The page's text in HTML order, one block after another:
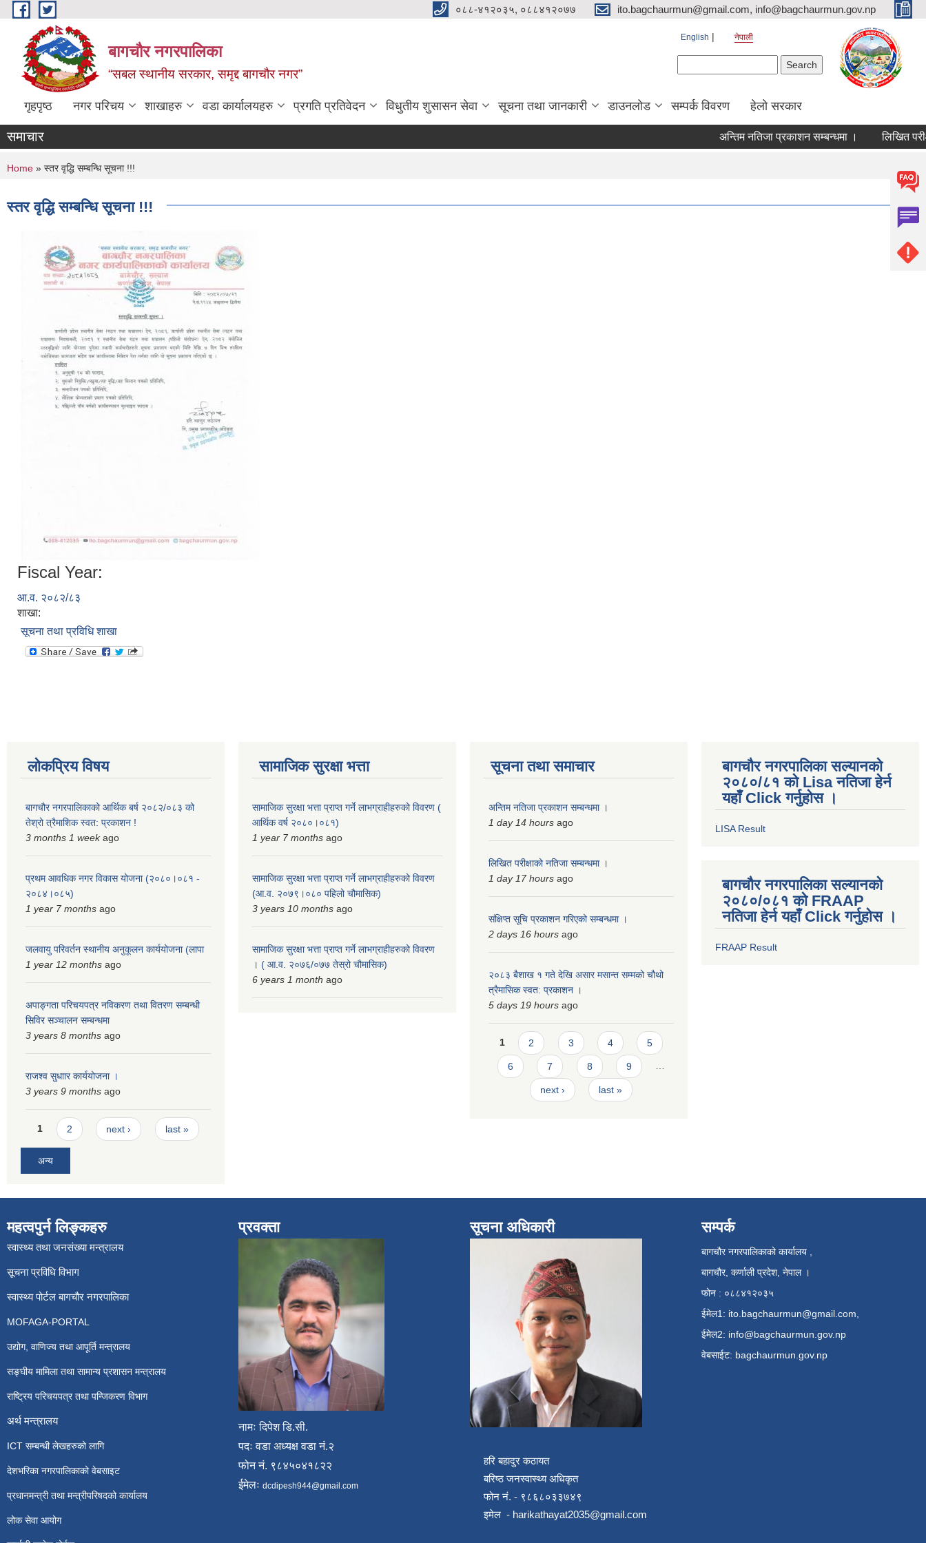
Skip to main content ०८८-४१२०३५, ०८८४१२०७७ ito.bagchaurmun@gmail.com, info@bagchaurmun.gov.np
बागचौर नगरपालिका
“सबल स्थानीय सरकार, समृद्द बागचौर नगर”
English नेपाली
गृहपृष्ठ नगर परिचय शाखाहरु वडा ‍कार्यालयहरु प्रगति प्रतिवेदन विधुतीय शुसासन सेवा सूचना तथा जानकारी डाउनलोड सम्पर्क विवरण हेलो सरकार
समाचार अन्तिम नतिजा प्रकाशन सम्बन्धमा । लिखित
You are here
Home » स्तर वृद्धि सम्बन्धि सूचना !!!
स्तर वृद्धि सम्बन्धि सूचना !!!
Fiscal Year:
आ.व. २०८२/८३
शाखा:
सूचना तथा प्रविधि शाखा
लोकप्रिय विषय
बागचौर नगरपालिकाको आर्थिक बर्ष २०८२/०८३ को
तेश्रो त्रैमाशिक स्वत: प्रकाशन !
3 months 1 weekago
प्रथम आवधिक नगर विकास योजना (२०८०।०८१ -
२०८४।०८५)
1 year 7 months ago
जलवायु परिवर्तन स्थानीय अनुकूलन कार्ययोजना (लापा
1 year 12 months ago
अपाङ्गता परिचयपत्र नविकरण तथा वितरण सम्बन्धी
सिविर सञ्चालन सम्बन्धमा
3 years 8 months ago
राजश्व सुधाार कार्ययोजना ।
3 years 9 months ago
Pages
1 2 next › last »
अन्य
सामाजिक सुरक्षा भत्ता
सामाजिक सुरक्षा भत्ता प्राप्त गर्ने लाभग्राहीहरुको विवरण (
आर्थिक वर्ष २०८०।०८१)
1 year 7 months ago
सामाजिक सुरक्षा भत्ता प्राप्त गर्ने लाभग्राहीहरुको विवरण
(आ.व. २०७९।०८० पहिलो चौमासिक)
3 years 10 months ago
सामाजिक सुरक्षा भत्ता प्राप्त गर्ने लाभग्राहीहरुको विवरण
। ( आ.व. २०७६/०७७ तेस्रो चौमासिक)
6 years 1 month ago
सूचना तथा समाचार
अन्तिम नतिजा प्रकाशन सम्बन्धमा ।
1 day 14 hours ago
लिखित परीक्षाको नतिजा सम्बन्धमा ।
1 day 17 hours ago
संक्षिप्त सूचि प्रकाशन गरिएको सम्बन्धमा ।
2 days 16 hours ago
२०८३ बैशाख १ गते देखि असार मसान्त सम्मको चौथो
त्रैमासिक स्वत: प्रकाशन ।
5 days 19 hours ago
Pages
1 2 3 4 5
6 7 8 9 …
next › last »
बागचौर नगरपालिका सल्यानको
२०८०/८१ को Lisa नतिजा हेर्न
यहाँ Click गर्नुहोस ।
LISA Result
बागचौर नगरपालिका सल्यानको
२०८०/०८१ को FRAAP
नतिजा हेर्न यहाँ Click गर्नुहोस ।
FRAAP Result
महत्वपुर्न लिङ्कहरु
स्वास्थ्य तथा जनसंख्या मन्त्रालय
सूचना प्रविधि विभाग
स्वास्थ्य पोर्टल बागचौर नगरपालिका
MOFAGA-PORTAL
उद्योग, वाणिज्य तथा आपूर्ति मन्त्रालय
सङ्घीय मामिला तथा सामान्य प्रशासन मन्त्रालय
राष्ट्रिय परिचयपत्र तथा पन्जिकरण विभाग
अर्थ मन्त्रालय
ICT सम्बन्धी लेखहरुको लागि
देशभरिका नगरपालिकाको वेबसाइट
प्रधानमन्त्री तथा मन्त्रीपरिषदको कार्यालय
लोक सेवा आयोग
प्रवक्ता
नामः दिपेश डि.सी.
पदः वडा अध्यक्ष वडा नं.२
फोन नं. ९८४५०४१८२२
ईमेलः dcdipesh944@gmail.com
सूचना अधिकारी
हरि बहादुर कठायत
बरिष्ठ जनस्वास्थ्य अधिकृत
फोन नं. - ९८६८०३३७४९
इमेल - harikathayat2035@gmail.com
सम्पर्क
बागचौर नगरपालिकाको कार्यालय ,
बागचौर, कर्णाली प्रदेश, नेपाल ।
फोन : ०८८४१२०३५
ईमेल1: ito.bagchaurmun@gmail.com
ईमेल2: info@bagchaurmun.gov.np
वे‍बसाईट: bagchaurmun.gov.np